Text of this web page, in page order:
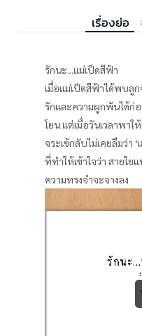
เรื่องย่อ
รักนะ...แม่เป็ดสีฟ้า
เมื่อแม่เป็ดสีฟ้าได้พบลู
รักและความผูกพันได้ก่
โยน แต่เมื่อวันเวลาพาใ
จระเข้กลับไม่เคยลืมว่า
ที่ทำให้เข้าใจว่า สายใย
ความทรงจำจะจางลง